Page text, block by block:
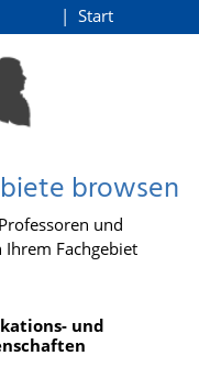
Start
browsen
und
Fachgebiet
und